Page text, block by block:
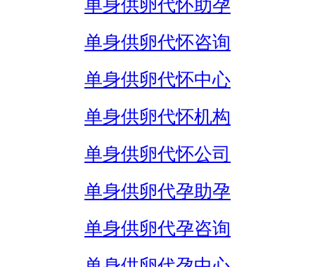
单身供卵代怀助孕
单身供卵代怀咨询
单身供卵代怀中心
单身供卵代怀机构
单身供卵代怀公司
单身供卵代孕助孕
单身供卵代孕咨询